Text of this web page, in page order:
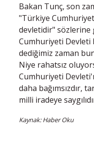
Bakan Tunç, son
"Türkiye
devletidir"
Cumhuriyeti
dediğimiz zaman
Niye rahatsız
Cumhuriyeti
daha bağımsızdır,
milli iradeye
Kaynak: Haber Oku